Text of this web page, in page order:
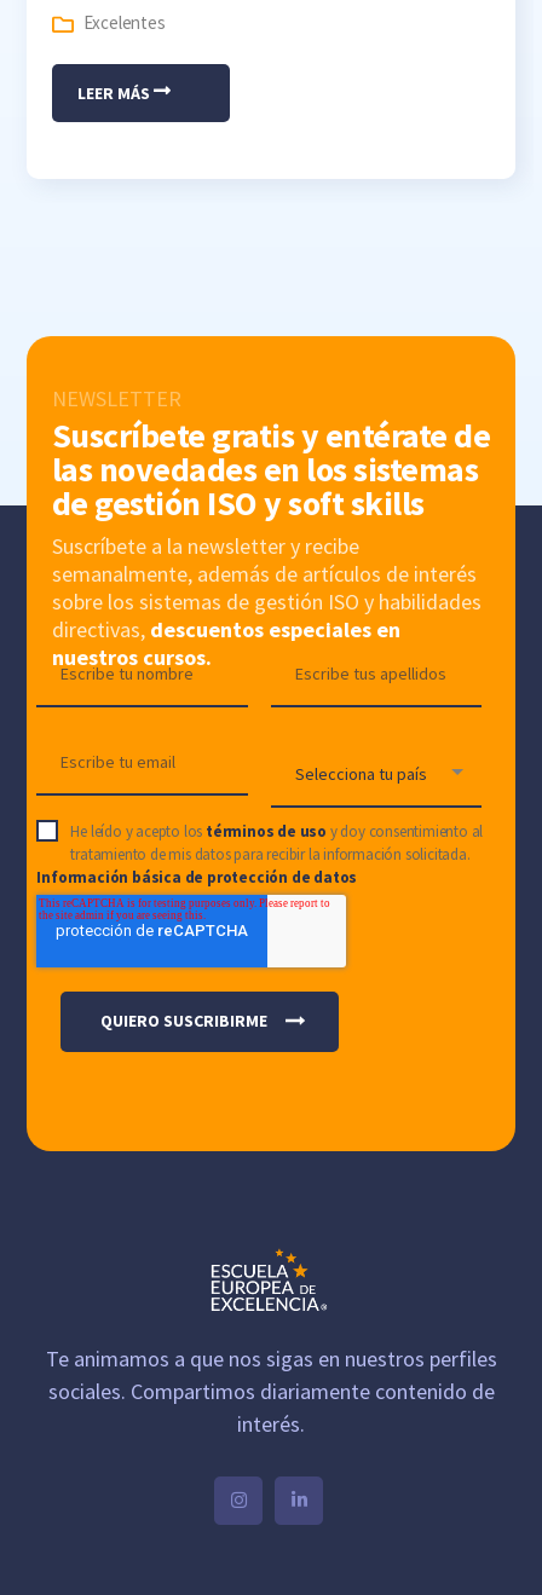
Excelentes
LEER MÁS
NEWSLETTER
Suscríbete gratis y entérate de
las novedades en los sistemas
de gestión ISO y soft skills
Suscríbete a la newsletter y recibe
semanalmente, además de artículos de interés
sobre los sistemas de gestión ISO y habilidades
directivas, descuentos especiales en
nuestros cursos.
He leído y acepto los términos de uso y doy consentimiento al
tratamiento de mis datos para recibir la información solicitada.
Información básica de protección de datos
Te animamos a que nos sigas en nuestros perfiles
sociales. Compartimos diariamente contenido de
interés.